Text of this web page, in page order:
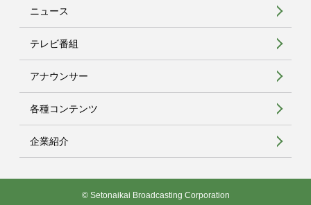
ニュース
テレビ番組
アナウンサー
各種コンテンツ
企業紹介
© Setonaikai Broadcasting Corporation